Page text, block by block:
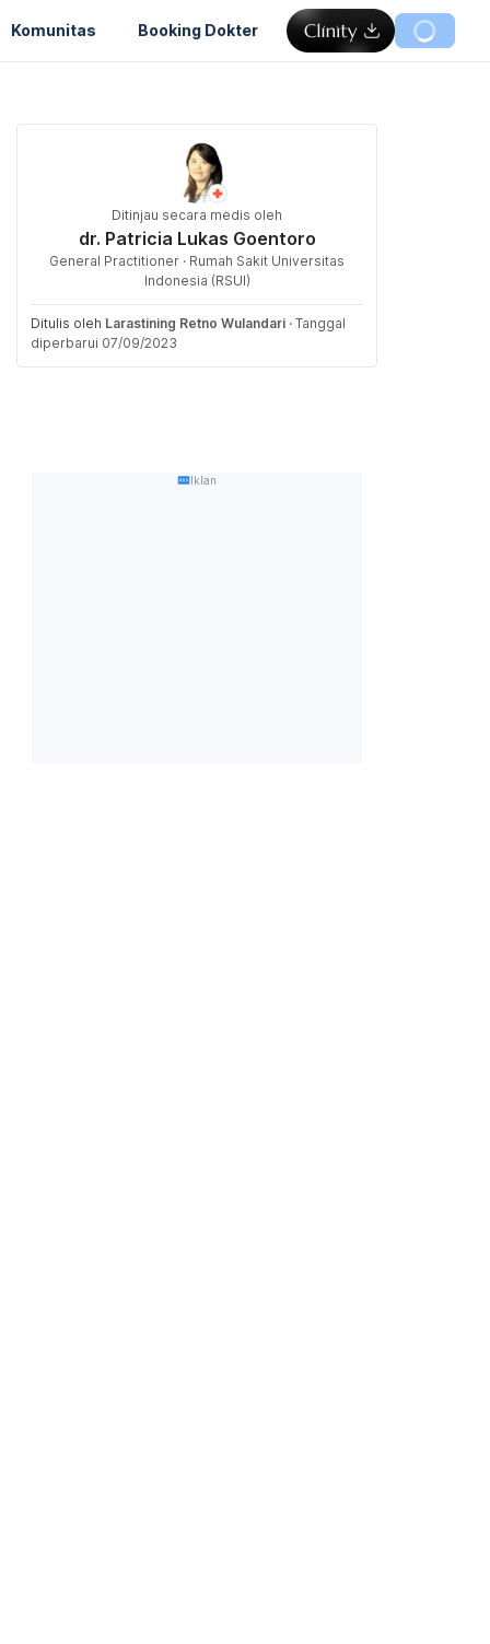
Komunitas Booking Dokter
Ditinjau secara medis oleh
dr. Patricia Lukas Goentoro
General Practitioner · Rumah Sakit Universitas
Indonesia (RSUI)
Ditulis oleh Larastining Retno Wulandari · Tanggal
diperbarui 07/09/2023
Iklan